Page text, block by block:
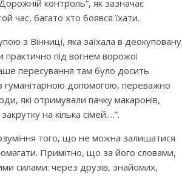
контроль”, як зазначає
час, багато хто боявся їхати.
з Вінниці, яка заїхала в деокуповану
під вогнем ворожої
пересування там було досить
допомогою, переважно
які отримували пачку макаронів,
на кілька сімей.…”.
того, що не можна залишатися
Примітно, що за його словами,
силами: через друзів, знайомих,